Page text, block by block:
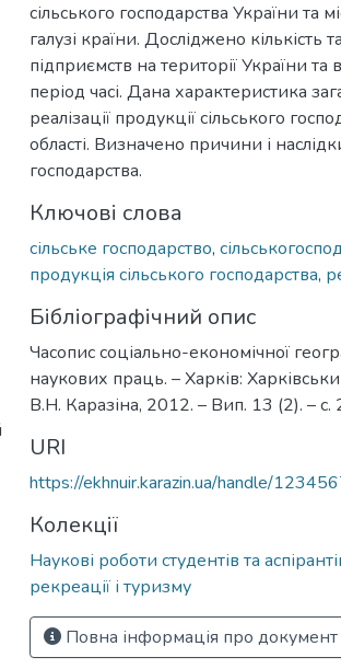
сільського господарства України та
галузі країни. Досліджено кількість
підприємств на території України та
період часі. Дана характеристика
реалізації продукції сільського
області. Визначено причини і
господарства.
Ключові слова
сільське господарство,
продукція сільського господарства,
Бібліографічний опис
Часопис соціально-економічної
наукових праць. – Харків:
В.Н. Каразіна, 2012. – Вип. 13 (2). –
URI
https://ekhnuir.karazin.ua/handle/
Колекції
Наукові роботи студентів та
рекреації і туризму
Повна інформація про документ